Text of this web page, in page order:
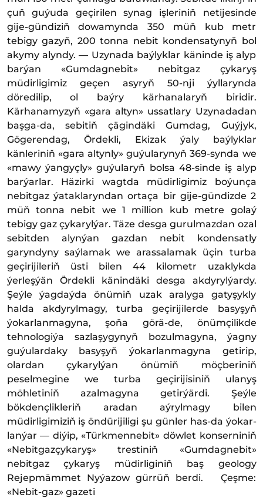
çuň guýuda geçirilen synag işleriniň netijesinde
gije-gündiziň dowamynda 350 müň kub metr
tebigy gazyň, 200 tonna nebit kondensatynyň bol
akymy alyndy. — Uzy­na­da baýlyklar käninde iş alyp
barýan «Gumdagnebit» nebitgaz çykaryş
müdirligimiz geçen asyryň 50-nji ýyllarynda
döredilip, ol baýry kärhanalaryň biridir.
Kärhanamyzyň «gara altyn» ussatlary Uzynadadan
başga-da, sebitiň çägindäki Gumdag, Guýjyk,
Gögerendag, Ördekli, Ekizak ýaly baýlyklar
känleriniň «gara altynly» guýularynyň 369-synda we
«mawy ýangyçly» guýularyň bolsa 48-sinde iş alyp
barýarlar. Häzirki wagtda müdirligimiz boýunça
nebitgaz ýataklaryndan ortaça bir gije-gündizde 2
müň tonna nebit we 1 million kub metre golaý
tebigy gaz çykarylýar. Täze desga gurulmazdan ozal
sebitden alynýan gazdan nebit kondensatly
garyndyny saýlamak we arassalamak üçin turba
geçirijileriň üsti bilen 44 kilometr uzaklykda
ýerleşýän Ördekli känindäki desga akdyrylýardy.
Şeýle ýagdaýda önümiň uzak aralyga gatyşykly
halda akdyrylmagy, turba geçirijilerde basyşyň
ýokarlanmagyna, şoňa görä-de, önümçilikde
tehnologiýa sazlaşygynyň bozulmagyna, ýagny
guýulardaky basyşyň ýokarlanmagyna getirip,
olardan çykarylýan önümiň möçberiniň
peselmegine we turba geçirijisiniň ulanyş
möhletiniň azalmagyna getirýärdi. Şeýle
bökdençlikleriň aradan aýrylmagy bilen
müdirligimiziň iş öndürijiligi şu günler has-da ýo­kar­
lan­ýar — di­ýip, «Türk­men­ne­bit» döwlet konserniniň
«Nebitgazçykaryş» trestiniň «Gumdagnebit»
nebitgaz çykaryş müdirliginiň baş geology
Rejepmämmet Nyýazow gürrüň berdi. Çeşme:
«Nebit-gaz» gazeti